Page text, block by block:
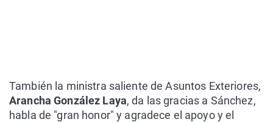
También la ministra saliente de Asuntos Exteriores,
Arancha González Laya, da las gracias a Sánchez,
habla de "gran honor" y agradece el apoyo y el